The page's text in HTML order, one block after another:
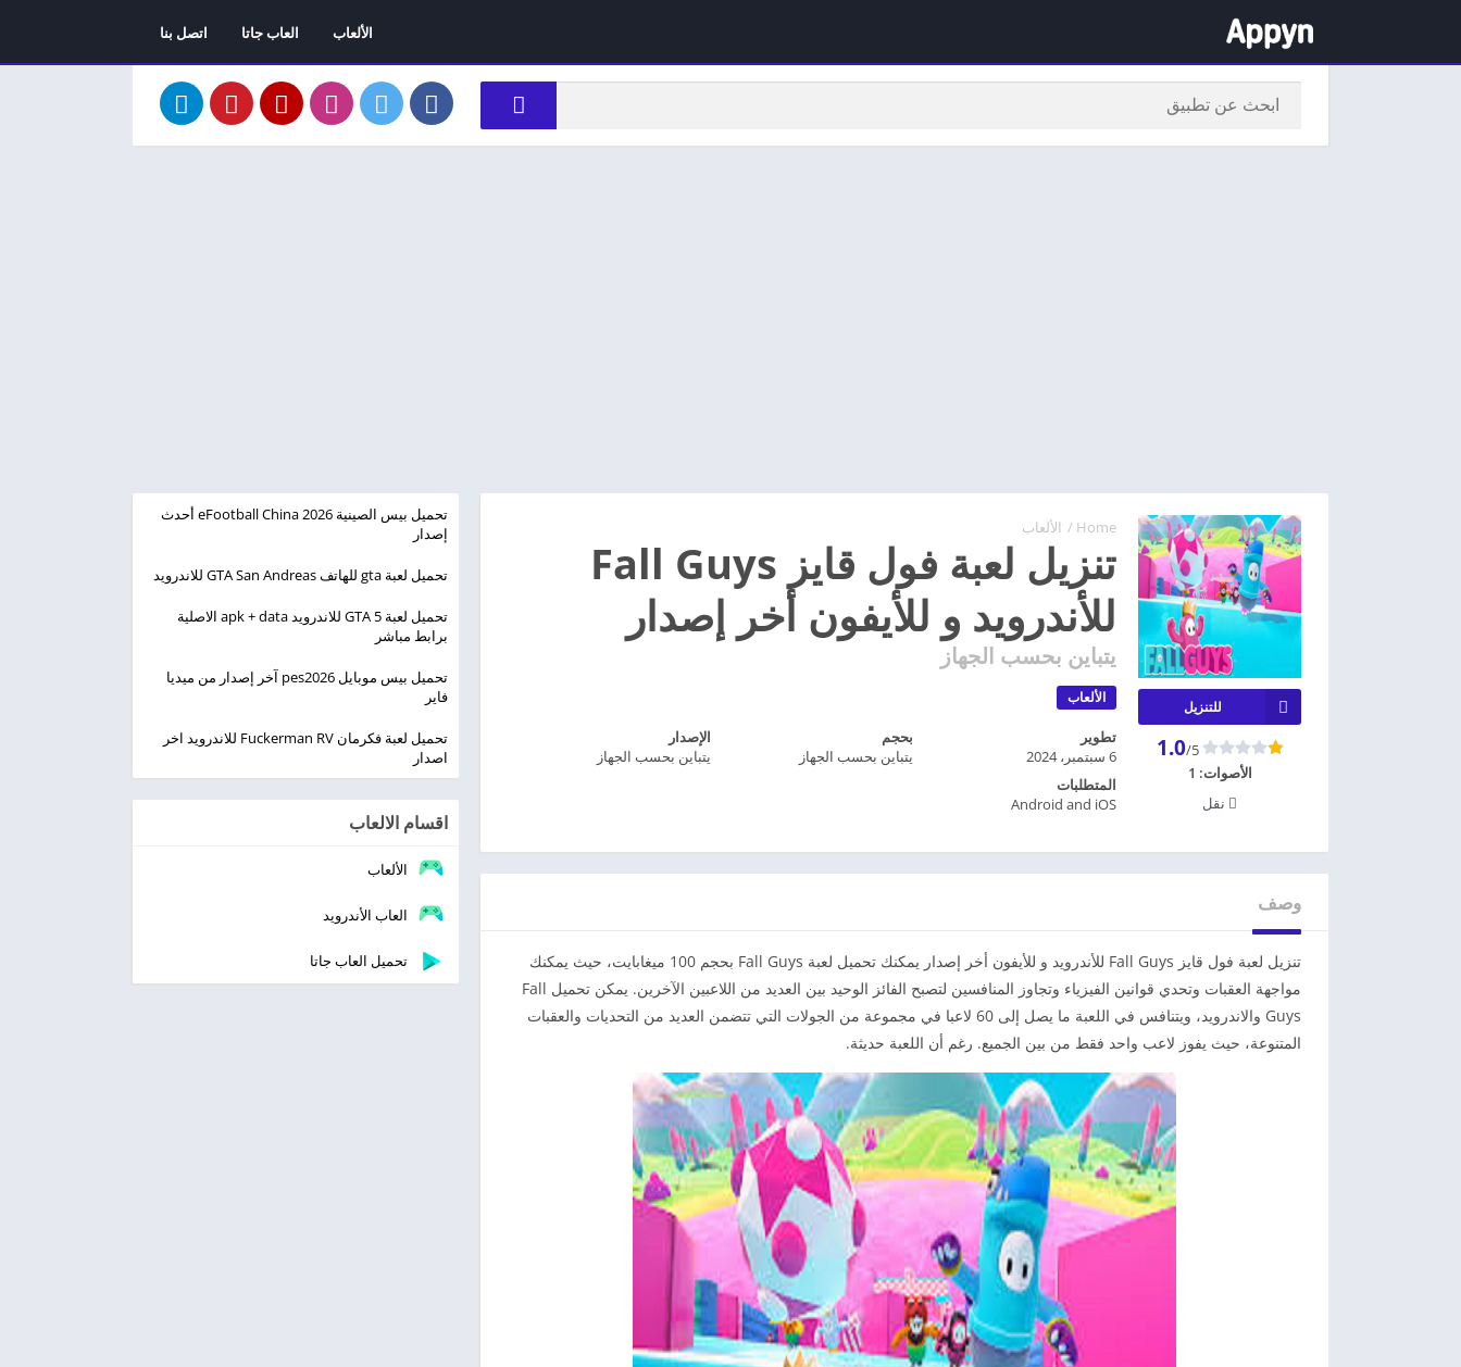
الألعاب العاب جاتا اتصل بنا
Home
/ الألعاب
تنزيل لعبة فول قايز Fall Guys
للأندرويد و للأيفون أخر إصدار
يتباين بحسب الجهاز
الألعاب
للتنزيل
1.0/5
الأصوات: 1
نقل
تطوير
6 سبتمبر، 2024
بحجم
يتباين بحسب الجهاز
الإصدار
يتباين بحسب الجهاز
المتطلبات
Android and iOS
وصف
تنزيل لعبة فول قايز Fall Guys للأندرويد و للأيفون أخر إصدار يمكنك تحميل لعبة Fall Guys بحجم 100 ميغابايت، حيث يمكنك
مواجهة العقبات وتحدي قوانين الفيزياء وتجاوز المنافسين لتصبح الفائز الوحيد بين العديد من اللاعبين الآخرين. يمكن تحميل Fall
Guys والاندرويد، ويتنافس في اللعبة ما يصل إلى 60 لاعبا في مجموعة من الجولات التي تتضمن العديد من التحديات والعقبات
المتنوعة، حيث يفوز لاعب واحد فقط من بين الجميع. رغم أن اللعبة حديثة.
تحميل بيس الصينية eFootball China 2026 أحدث
إصدار
تحميل لعبة gta للهاتف GTA San Andreas للاندرويد
تحميل لعبة GTA 5 للاندرويد apk + data الاصلية
برابط مباشر
تحميل بيس موبايل pes2026 آخر إصدار من ميديا
فاير
تحميل لعبة فكرمان Fuckerman RV للاندرويد اخر
اصدار
اقسام الالعاب
الألعاب
العاب الأندرويد
تحميل العاب جاتا